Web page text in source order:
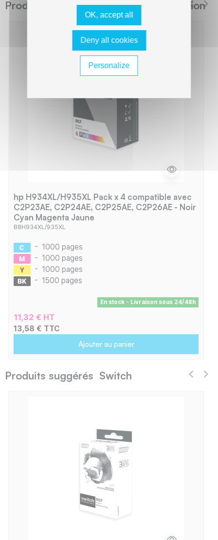
Produits suggérés The Premium Solution
hp H934XL/H935XL Pack x 4 compatible avec
C2P23AE, C2P24AE, C2P25AE, C2P26AE - Noir
Cyan Magenta Jaune
B8H934XL/935XL
- 1000 pages
- 1000 pages
- 1000 pages
- 1500 pages
En stock - Livraison sous 24/48h
11,32 € HT
13,58 € TTC
Ajouter au panier
Produits suggérés Switch
OK, accept all
Deny all cookies
Personalize